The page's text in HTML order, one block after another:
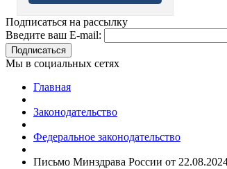
Подписаться на рассылку
Введите ваш E-mail:
Подписаться
Мы в социальных сетях
Главная
Законодательство
Федеральное законодательство
Письмо Минздрава России от